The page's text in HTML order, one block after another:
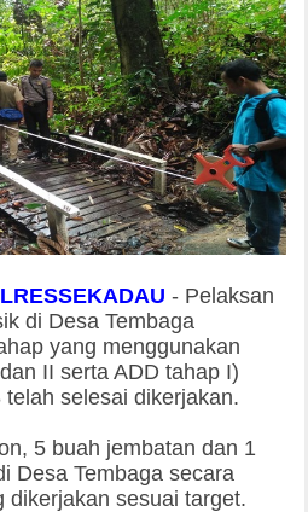
- Pelaksan
di Desa Tembaga
yang menggunakan
II serta ADD tahap I)
selesai dikerjakan.
5 buah jembatan dan 1
Desa Tembaga secara
dikerjakan sesuai target.